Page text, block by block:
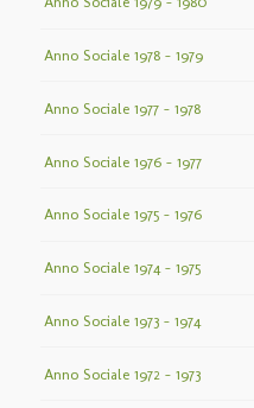
Anno Sociale 1978 – 1979
Anno Sociale 1977 – 1978
Anno Sociale 1976 – 1977
Anno Sociale 1975 – 1976
Anno Sociale 1974 – 1975
Anno Sociale 1973 – 1974
Anno Sociale 1972 – 1973